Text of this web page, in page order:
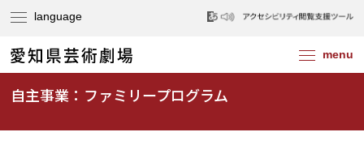
自主事業：ファミリープログラム